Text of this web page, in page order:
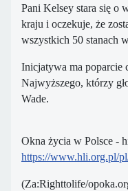
Pani Kelsey stara się o
kraju i oczekuje, że
wszystkich 50 stanach
Inicjatywa ma poparcie
Najwyższego, którzy
Wade.
Okna życia w Polsce -
https://www.hli.org.pl/
(Za:Righttolife/